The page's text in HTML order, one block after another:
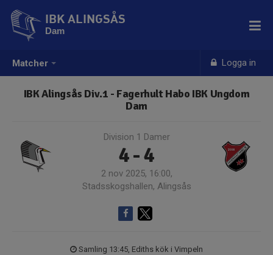
Matcher Logga in
IBK ALINGSÅS
Dam
IBK Alingsås Div.1 - Fagerhult Habo IBK Ungdom
Dam
Division 1 Damer
4 - 4
2 nov 2025, 16:00,
Stadsskogshallen, Alingsås
Samling 13:45, Ediths kök i Vimpeln